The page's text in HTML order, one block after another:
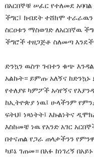
በአርበኞቹ ሠፈር የተለመደ
ችግር፤ ክብደት ተሸክሞ
ስርዐቱን ማስወገድ ለአርበኛዉ
ችግሮች ተዘጋጅቶ ስለመጣ
ድንኳን ዉስጥ ገብተን ቁጭ
አልኩት። ይምጡ አለኝና
የተለያዩ ካምፖች አሳየኝና
ከኢትዮጵያ ነዉ፤ ሁላችንም
ፍትህ፤ ነጻነትት፤ እኩልነትና
እስከመቼ ነዉ የአንድ አገር
በተናጠል የጋራ ጠላታችንን
ካይኔ ገጠመ። በአፉ ከነገረኝ